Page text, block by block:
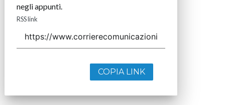
negli appunti.
RSS link
COPIA LINK